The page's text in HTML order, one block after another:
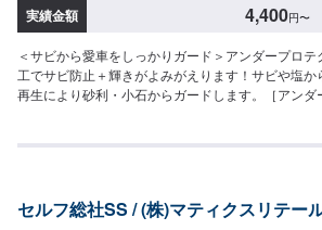
実績金額 4,400円〜
＜サビから愛車をしっかりガード＞アンダープロ
工でサビ防止＋輝きがよみがえります！サビや塩
再生により砂利・小石からガードします。［アン
15分）⚫︎軽四：4,400円⚫︎普通車：5,500円⚫︎大型
セルフ総社SS / (株)マティクスリテー